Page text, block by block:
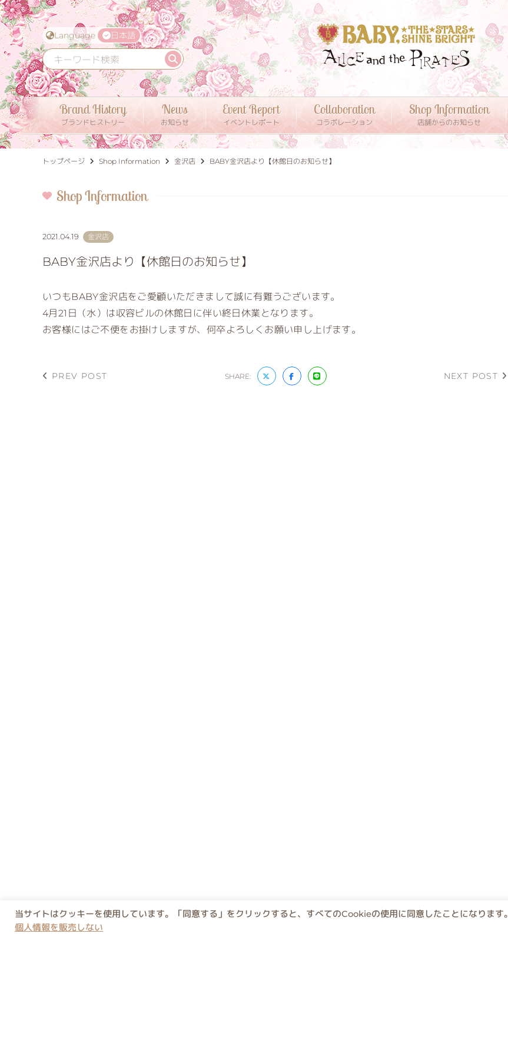
Language 日本語
Brand History
ブランドヒストリー
News
お知らせ
Event Report
イベントレポート
Collaboration
コラボレーション
Shop Information
店舗からのお知らせ
トップページ Shop Information 金沢店 BABY金沢店より【休館日のお知らせ】
Shop Information
2021.04.19 金沢店
BABY金沢店より【休館日のお知らせ】
いつもBABY金沢店をご愛顧いただきまして誠に有難うございます。
4月21日（水）は収容ビルの休館日に伴い終日休業となります。
お客様にはご不便をお掛けしますが、何卒よろしくお願い申し上げます。
PREV POST SHARE: NEXT POST
当サイトはクッキーを使用しています。「同意する」をクリックすると、すべてのCookieの使用に同意したことになります。
個人情報を販売しない